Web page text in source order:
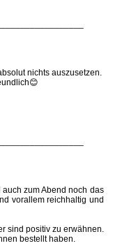
nichts auszusetzen.
zum Abend noch das
vorallem reichhaltig und
sind positiv zu erwähnen.
bestellt haben.